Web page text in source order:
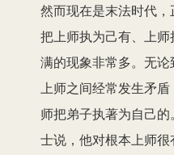
然而现在是末法时代
把上师执为己有、上
满的现象非常多。无
上师之间经常发生矛
师把弟子执著为自己
士说，他对根本上师